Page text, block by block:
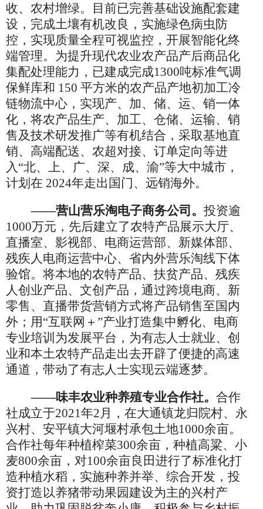
收、农村增绿。目前已完善基础设施配套建
设，完成土壤有机改良，实施绿色病虫防
控，实现质量全程可视监控，开展智能化终
端管理。为提升现代农业农产品产后商品化
集配处理能力，已建成完成1300吨标准气调
保鲜库和 150 平方米的农产品产地初加工冷
链物流中心，实现产、加、储、运、销一体
化，将农产品生产、加工、仓储、运输、销
售及技术研发推广等有机结合，采取基地直
销、高端配送、农超对接、订单定向等进
入“北、上、广、深、成、渝”等大中城市，
计划在 2024年走出国门、远销海外。
——营山营乐淘电子商务公司。 投资逾
1000万元，先后建立了农特产品展示大厅、
直播室、影视部、电商运营部、新媒体部、
残疾人电商运营中心、省内外营乐淘线下体
验馆。将本地的农特产品、扶贫产品、残疾
人创业产品、文创产品，通过跨境电商、新
零售、直播带货营销方式将产品销售至国内
外；用“互联网＋”产业打造集中孵化、电商
专业培训为发展平台，为有志人士就业、创
业和本土农特产品走出去开辟了便捷的高速
通道，带动了有志人士实现云端逐梦。
——味丰农业种养殖专业合作社。 合作
社成立于2021年2月，在大通镇龙归院村、永
兴村、安平镇大河堰村承包土地1000余亩。
合作社每年种植榨菜300余亩，种植高粱、小
麦800余亩，对100余亩良田进行了标准化打
造种植水稻，实施种养并举、综合开发，投
资打造以养猪带动果园建设为主的兴村产